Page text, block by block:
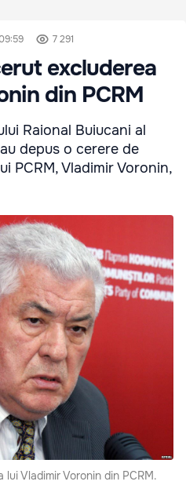
7 291
excluderea
din PCRM
Raional Buiucani al
depus o cerere de
PCRM, Vladimir Voronin,
Vladimir Voronin din PCRM.